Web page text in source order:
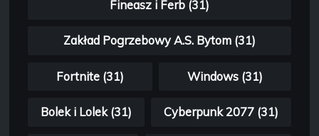
Fineasz i Ferb (31)
Zakład Pogrzebowy A.S. Bytom (31)
Fortnite (31) Windows (31)
Bolek i Lolek (31) Cyberpunk 2077 (31)